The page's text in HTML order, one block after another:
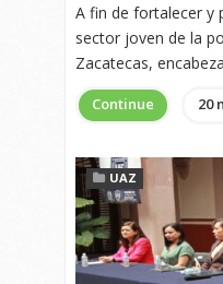
A fin de fortalecer y
sector joven de la
Zacatecas,
Continue 20
UAZ